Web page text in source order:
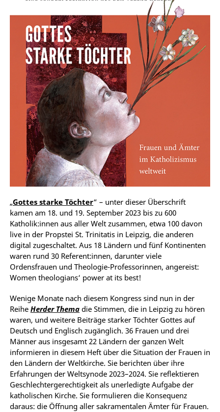
„Gottes starke Töchter“ – unter dieser Überschrift
kamen am 18. und 19. September 2023 bis zu 600
Katholik:innen aus aller Welt zusammen, etwa 100 davon
live in der Propstei St. Trinitatis in Leipzig, die anderen
digital zugeschaltet. Aus 18 Ländern und fünf Kontinenten
waren rund 30 Referent:innen, darunter viele
Ordensfrauen und Theologie-Professorinnen, angereist:
Women theologians‘ power at its best!
Wenige Monate nach diesem Kongress sind nun in der
Reihe Herder Thema die Stimmen, die in Leipzig zu hören
waren, und weitere Beiträge starker Töchter Gottes auf
Deutsch und Englisch zugänglich. 36 Frauen und drei
Männer aus insgesamt 22 Ländern der ganzen Welt
informieren in diesem Heft über die Situation der Frauen in
den Ländern der Weltkirche. Sie berichten über ihre
Erfahrungen der Weltsynode 2023–2024. Sie reflektieren
Geschlechtergerechtigkeit als unerledigte Aufgabe der
katholischen Kirche. Sie formulieren die Konsequenz
daraus: die Öffnung aller sakramentalen Ämter für Frauen.